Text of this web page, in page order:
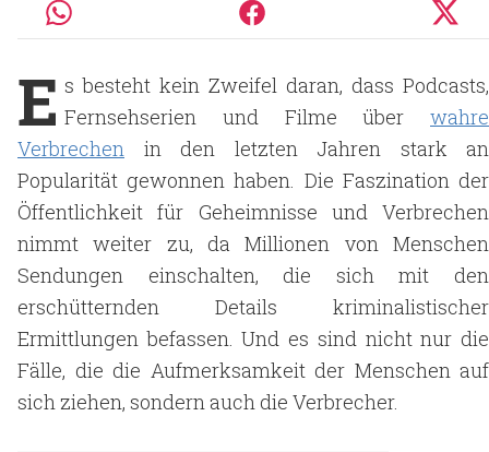
E s besteht kein Zweifel daran, dass Podcasts,
Fernsehserien und Filme über wahre
Verbrechen in den letzten Jahren stark an
Popularität gewonnen haben. Die Faszination der
Öffentlichkeit für Geheimnisse und Verbrechen
nimmt weiter zu, da Millionen von Menschen
Sendungen einschalten, die sich mit den
erschütternden Details kriminalistischer
Ermittlungen befassen. Und es sind nicht nur die
Fälle, die die Aufmerksamkeit der Menschen auf
sich ziehen, sondern auch die Verbrecher.